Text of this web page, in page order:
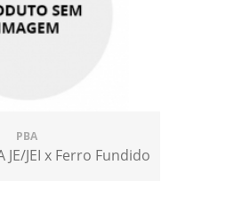
PBA
JEI x Ferro Fundido